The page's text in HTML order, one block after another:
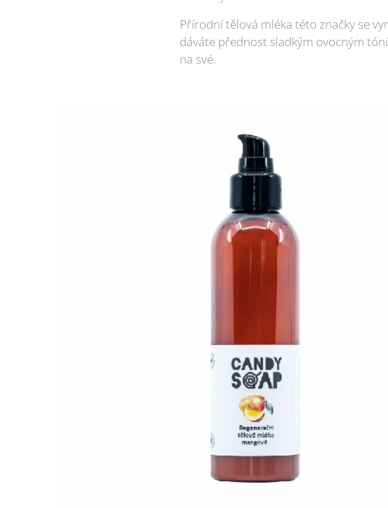
Přírodní tělová mléka této značky se
dáváte přednost sladkým ovocným
na své.